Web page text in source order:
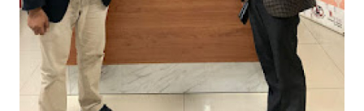
TENTANG
KAMI
PEDOMAN
MEDIA